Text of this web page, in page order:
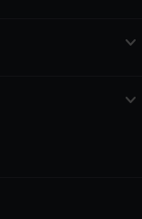
expand_more
expand_more